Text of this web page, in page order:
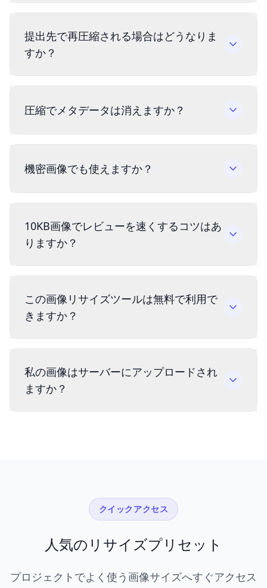
提出先で再圧縮される場合はどうなりま
すか？
圧縮でメタデータは消えますか？
機密画像でも使えますか？
10KB画像でレビューを速くするコツはあ
りますか？
この画像リサイズツールは無料で利用で
きますか？
私の画像はサーバーにアップロードされ
ますか？
クイックアクセス
人気のリサイズプリセット
プロジェクトでよく使う画像サイズへすぐアクセス